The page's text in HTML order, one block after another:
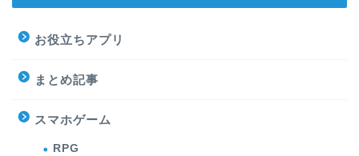
お役立ちアプリ
まとめ記事
スマホゲーム
RPG